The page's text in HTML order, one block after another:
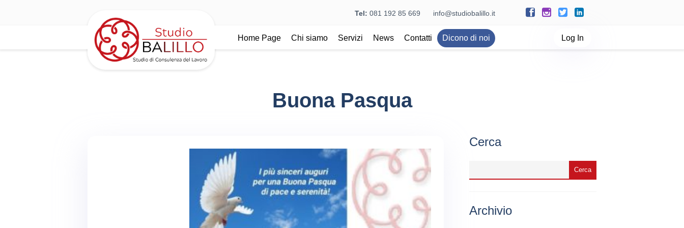
Tel: 081 192 85 669 info@studiobalillo.it
Home Page Chi siamo Servizi News Contatti Dicono di noi Log In
Buona Pasqua
Cerca
Archivio